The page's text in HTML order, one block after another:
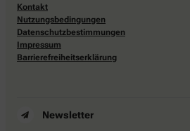
Kontakt
Nutzungsbedingungen
Datenschutzbestimmungen
Impressum
Barrierefreiheitserklärung
Newsletter